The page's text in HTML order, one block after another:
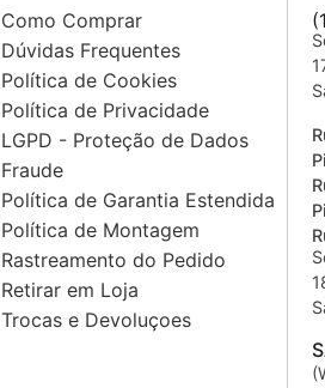
Como Comprar
Dúvidas Frequentes
Política de Cookies
Política de Privacidade
LGPD - Proteção de Dados
Fraude
Política de Garantia Estendida
Política de Montagem
Rastreamento do Pedido
Retirar em Loja
Trocas e Devoluçoes